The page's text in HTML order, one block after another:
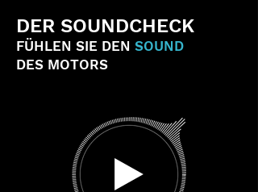
DER SOUNDCHECK
FÜHLEN SIE DEN SOUND
DES MOTORS